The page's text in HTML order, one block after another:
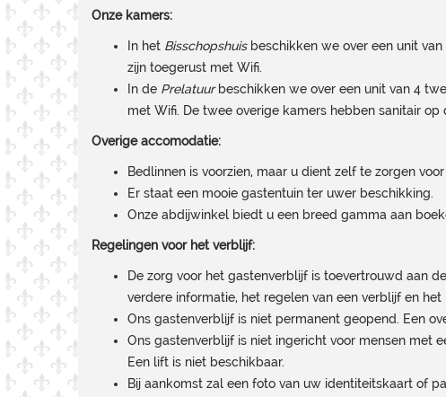
Onze kamers:
In het Bisschopshuisbeschikken we over een unit
zijn toegerust met Wifi.
In de Prelatuur beschikken we over een unit van 4
met Wifi. De twee overige kamers hebben sanitair
Overige accomodatie:
Bedlinnen is voorzien, maar u dient zelf te zorgen
Er staat een mooie gastentuin ter uwer beschikking.
Onze abdijwinkel biedt u een breed gamma aan
Regelingen voor het verblijf:
De zorg voor het gastenverblijf is toevertrouwd aan
verdere informatie, het regelen van een verblijf en
Ons gastenverblijf is niet permanent geopend. Een
Ons gastenverblijf is niet ingericht voor mensen met
Een lift is niet beschikbaar.
Bij aankomst zal een foto van uw identiteitskaart of